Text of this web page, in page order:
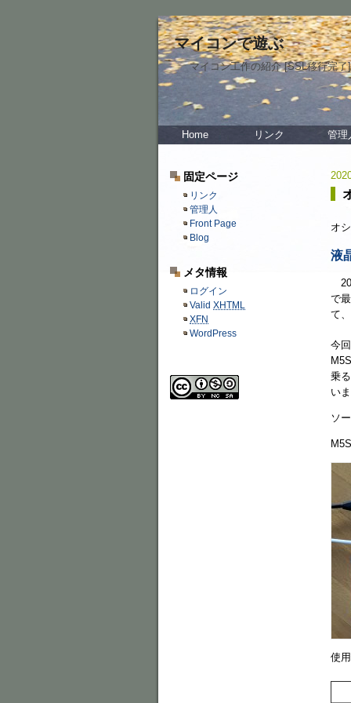
マイコンで遊ぶ
マイコン工作の紹介 [SSL移行完了]
Home リンク 管理
オ
液
で
て
今
乗
い
ソ
使
固定ページ
リンク
管理人
Front Page
Blog
メタ情報
ログイン
Valid XHTML
XFN
WordPress